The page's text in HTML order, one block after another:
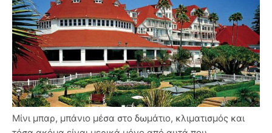
Μίνι μπαρ, μπάνιο μέσα στο δωμάτιο, κλιματισμός και